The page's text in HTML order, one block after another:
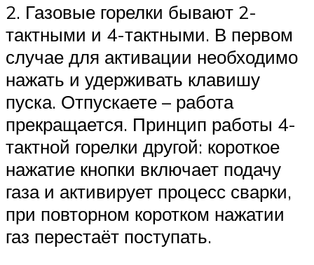
2. Газовые горелки бывают 2-
тактными и 4-тактными. В первом
случае для активации необходимо
нажать и удерживать клавишу
пуска. Отпускаете – работа
прекращается. Принцип работы 4-
тактной горелки другой: короткое
нажатие кнопки включает подачу
газа и активирует процесс сварки,
при повторном коротком нажатии
газ перестаёт поступать.